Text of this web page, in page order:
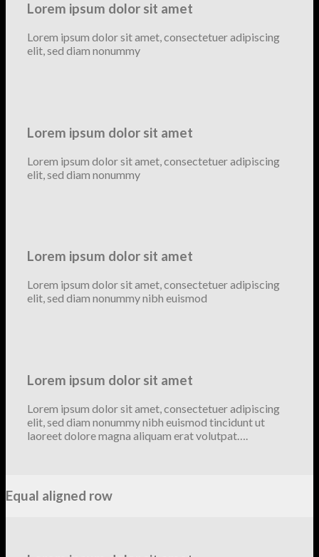
Lorem ipsum dolor sit amet
Lorem ipsum dolor sit amet, consectetuer adipiscing
elit, sed diam nonummy
Lorem ipsum dolor sit amet
Lorem ipsum dolor sit amet, consectetuer adipiscing
elit, sed diam nonummy
Lorem ipsum dolor sit amet
Lorem ipsum dolor sit amet, consectetuer adipiscing
elit, sed diam nonummy nibh euismod
Lorem ipsum dolor sit amet
Lorem ipsum dolor sit amet, consectetuer adipiscing
elit, sed diam nonummy nibh euismod tincidunt ut
laoreet dolore magna aliquam erat volutpat….
Equal aligned row